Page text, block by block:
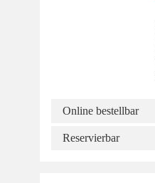
Online bestellbar
Reservierbar